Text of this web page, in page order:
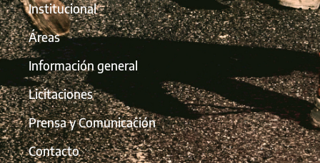
Institucional
Áreas
Información general
Licitaciones
Prensa y Comunicación
Contacto